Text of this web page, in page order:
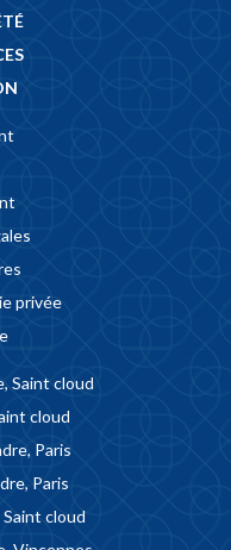
privée
Saint cloud
cloud
Paris
Paris
cloud